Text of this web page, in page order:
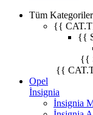
Tüm Kategoriler
{{
{{
{{
{{
Opel
İnsignia
İnsignia